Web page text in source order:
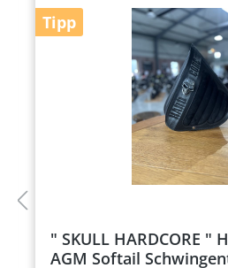
Tipp
" SKULL HARDCORE "
AGM Softail